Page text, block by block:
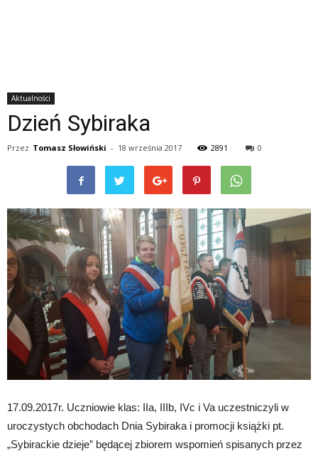
Aktualności
Dzień Sybiraka
Przez Tomasz Słowiński - 18 września 2017 2891 0
17.09.2017r. Uczniowie klas: IIa, IIIb, IVc i Va uczestniczyli w
uroczystych obchodach Dnia Sybiraka i promocji książki pt.
„Sybirackie dzieje” będącej zbiorem wspomień spisanych przez